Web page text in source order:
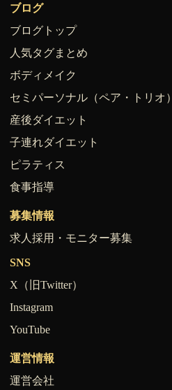
ブログ
ブログトップ
人気タグまとめ
ボディメイク
セミパーソナル（ペア・トリオ）
産後ダイエット
子連れダイエット
ピラティス
食事指導
募集情報
求人採用・モニター募集
SNS
X（旧Twitter）
Instagram
YouTube
運営情報
運営会社